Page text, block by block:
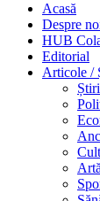
Acasă
Despre
HUB
Editorial
Articole /
Știri